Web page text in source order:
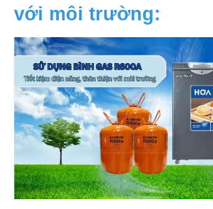
với môi trường: